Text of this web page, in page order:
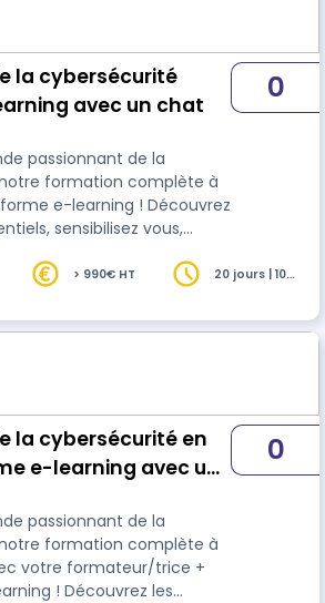
la cybersécurité
avec un chat
passionnant de la
formation complète à
e-learning ! Découvrez
sensibilisez vous,
bien plus encore ! Cette
date de mise
France est le 18 octobre
0
> 990€ HT
20 jours | 10
la cybersécurité en
e-learning avec un
passionnant de la
formation complète à
! Découvrez les
0